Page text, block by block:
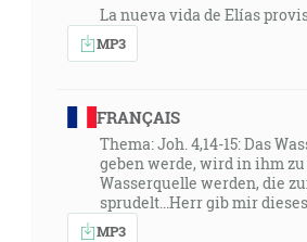
La nueva vida de Elías
MP3
FRANÇAIS
Thema: Joh. 4,14-15: Das
geben werde, wird in ihm
Wasserquelle werden, die
sprudelt...Herr gib mir
MP3